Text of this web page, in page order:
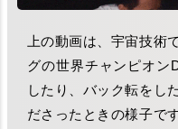
上の動画は、宇宙技術
グの世界チャンピオン
したり、バック転をし
ださったときの様子で